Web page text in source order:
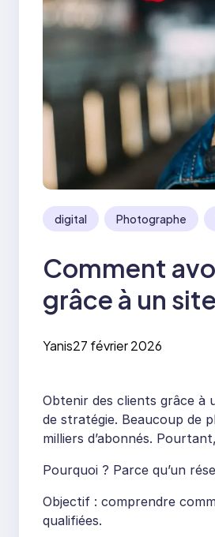
digital Photographe
Comment
grâce à un
Yanis27 février 2026
Obtenir des clients grâce à
de stratégie. Beaucoup de
milliers d’abonnés.
Pourquoi ? Parce qu’un
Objectif : comprendre
qualifiées.